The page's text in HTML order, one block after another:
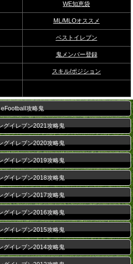
WE知恵袋
ML/MLOオススメ
ベストイレブン
鬼メンバー登録
スキル/ポジション
eFootball攻略鬼
グイレブン2021攻略鬼
グイレブン2020攻略鬼
グイレブン2019攻略鬼
グイレブン2018攻略鬼
グイレブン2017攻略鬼
グイレブン2016攻略鬼
グイレブン2015攻略鬼
グイレブン2014攻略鬼